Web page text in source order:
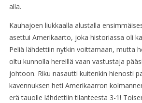
alla.
Kauhajoen liukkaalla alustalla
asettui Amerikaarto, joka historiassa oli
Peliä lähdettiin nytkin voittamaan, mutta
oltu kunnolla hereillä vaan vastustaja
johtoon. Riku nasautti kuitenkin hienosti
kavennuksen heti Amerikaarron
erä tauolle lähdettiin tilanteesta 3-1!